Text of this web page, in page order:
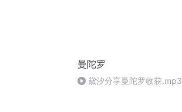
曼陀罗
黛汐分享曼陀罗收获.mp3